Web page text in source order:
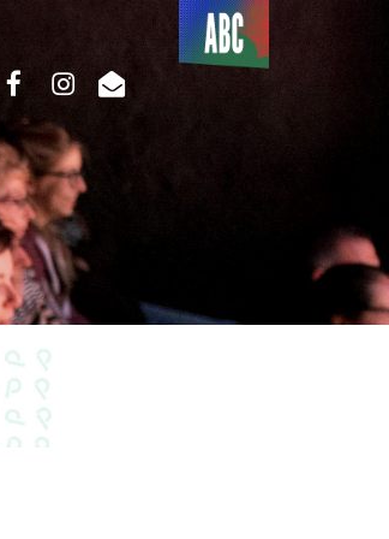
Du côté
de l’ABC
facebookinstagram
email